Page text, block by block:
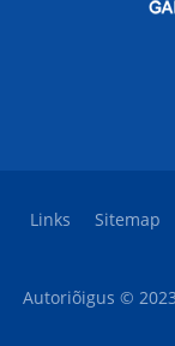
Links Sitemap
Autoriõigus ©